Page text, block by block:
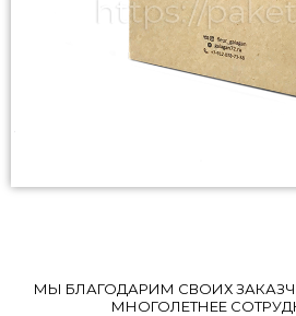
МЫ БЛАГОДАРИМ СВОИХ
МНОГОЛЕТНЕЕ